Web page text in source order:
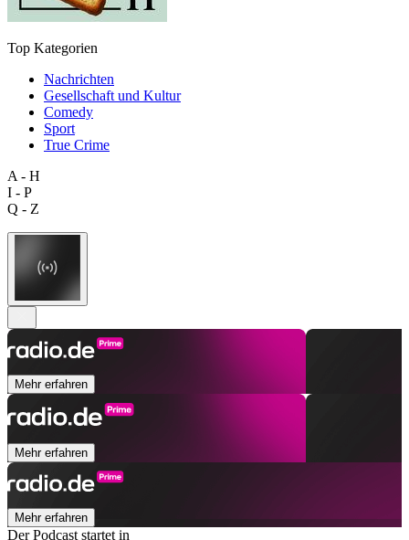
Top Kategorien
Nachrichten
Gesellschaft und Kultur
Comedy
Sport
True Crime
A - H
I - P
Q - Z
Mehr erfahren
Mehr erfahren
Mehr erfahren
Der Podcast startet in